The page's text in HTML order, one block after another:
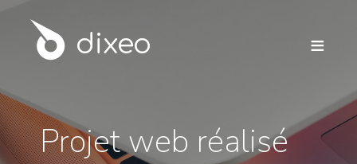
dixeo ≡
Projet web réalisé